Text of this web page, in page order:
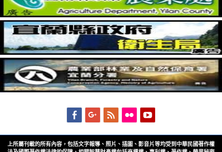
FacebookGoogleplus
Feed Flickr
上所屬刊載的所有內容，包括文字報導、照片、插圖、影音片等均受到中華民國著作權